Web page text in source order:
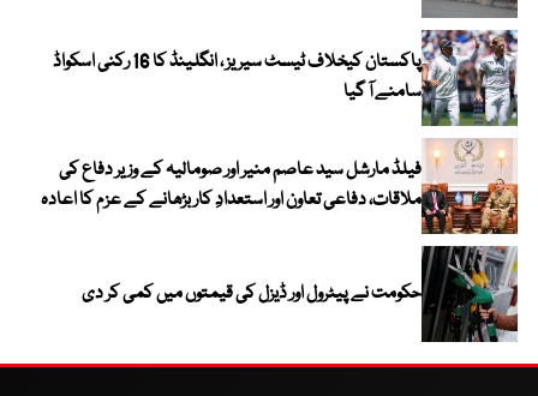
پاکستان کیخلاف ٹیسٹ سیریز ، انگلینڈ کا 16 رکنی اسکواڈ
سامنے آ گیا
فیلڈ مارشل سید عاصم منیر اور صومالیہ کے وزیر دفاع کی
ملاقات، دفاعی تعاون اور استعدادِ کار بڑھانے کے عزم کا اعادہ
حکومت نے پیٹرول اور ڈیزل کی قیمتوں میں کمی کر دی